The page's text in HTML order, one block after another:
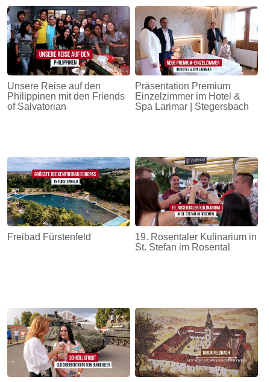
Unsere Reise auf den
Philippinen mit den Friends
of Salvatorian
Präsentation Premium
Einzelzimmer im Hotel &
Spa Larimar | Stegersbach
Freibad Fürstenfeld
19. Rosentaler Kulinarium in
St. Stefan im Rosental